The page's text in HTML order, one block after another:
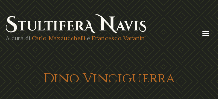
A cura di Carlo Mazzucchelli e Francesco Varanini
Dino Vinciguerra